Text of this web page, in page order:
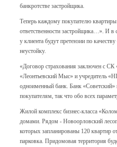
банкротстве застройщика.
Теперь каждому покупателю
ответственности застройщика…». И
у клиента будут претензии по
неустойку.
«Договор страхования заключен с СК
«Леонтьевский Мыс» и учредитель
одноименный банк. Банк
покупателям, так что обо всех
Жилой комплекс бизнес-класса
домами. Рядом - Новоорловский
которых запланированы 120 квартир
парковка. Придомовая территория